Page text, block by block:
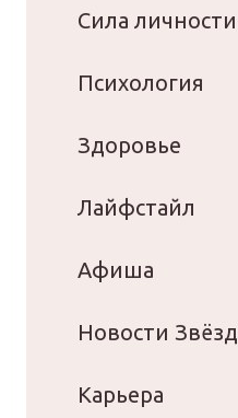
Сила личности
Психология
Здоровье
Лайфстайл
Афиша
Новости Звёзд
Карьера